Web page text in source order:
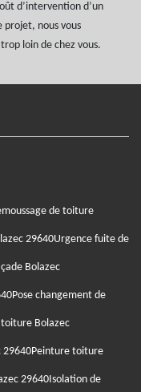
d’intervention d’un
nous vous
loin de chez vous.
de toiture
29640Urgence fuite de
Bolazec
Pose changement de
Bolazec
29640Peinture toiture
29640Isolation de